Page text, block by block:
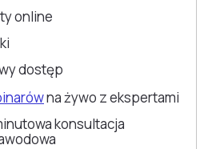
online
dostęp
na żywo z ekspertami
konsultacja